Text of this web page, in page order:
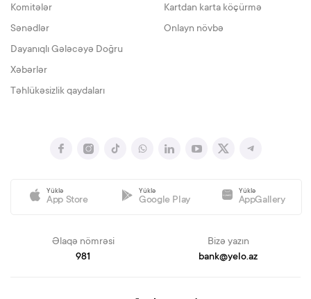
Komitələr
Sənədlər
Dayanıqlı Gələcəyə Doğru
Xəbərlər
Təhlükəsizlik qaydaları
Kartdan karta köçürmə
Onlayn növbə
Yüklə
App Store
Yüklə
Google Play
Yüklə
AppGallery
Əlaqə nömrəsi
981
Bizə yazın
bank@yelo.az